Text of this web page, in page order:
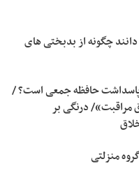
دانند چگونه از بدبختی های
پاسداشت حافظه جمعی است؟ /
مراقبت»/ درنگی بر
منزلتی